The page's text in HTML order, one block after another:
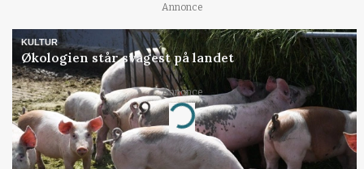
Annonce
KULTUR
Økologien står svagest på landet
Annonce
Loading...